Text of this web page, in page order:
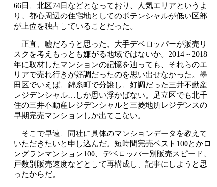
66日、北区74日などとなっており、人気エリアというよ
り、都心周辺の住宅地としてのポテンシャルが低い区部
が上位を独占していることだった。
正直、嘘だろうと思った。大手デベロッパーが販売リ
スクを考えもっとも嫌がる地域ではないか。2014～2018
年に取材したマンションの記憶を辿っても、それらのエ
リアで売れ行きが好調だったのを思い出せなかった。墨
田区でいえば、錦糸町で分譲し、好調だった三井不動産
レジデンシャル…しか思い浮かばない。足立区でも北千
住の三井不動産レジデンシャルと三菱地所レジデンスの
早期完売マンションしか出てこない。
そこで早速、同社に具体のマンションデータを教えて
いただきたいと申し込んだ。短時間完売ベスト100とかロ
ングランマンション100、デベロッパー別販売スピード、
戸数別販売速度などとして再構成し、記事にしようと思
ったからだ。